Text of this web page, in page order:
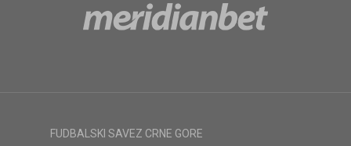
FUDBALSKI SAVEZ CRNE GORE